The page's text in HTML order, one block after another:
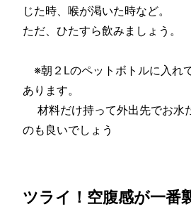
じた時、喉が渇いた時など。
ただ、ひたすら飲みましょう。
※朝２Lのペットボトルに入れ
あります。
材料だけ持って外出先でお水
のも良いでしょう
ツライ！空腹感が一番